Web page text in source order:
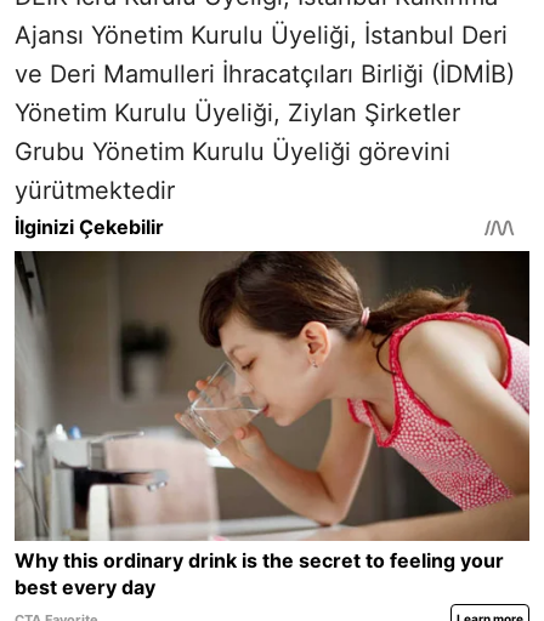
Ajansı Yönetim Kurulu Üyeliği, İstanbul Deri
ve Deri Mamulleri İhracatçıları Birliği (İDMİB)
Yönetim Kurulu Üyeliği, Ziylan Şirketler
Grubu Yönetim Kurulu Üyeliği görevini
yürütmektedir